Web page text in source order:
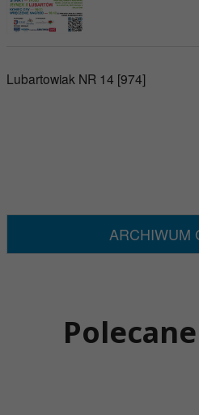
Lubartowiak NR 14 [974]
ARCHIWUM